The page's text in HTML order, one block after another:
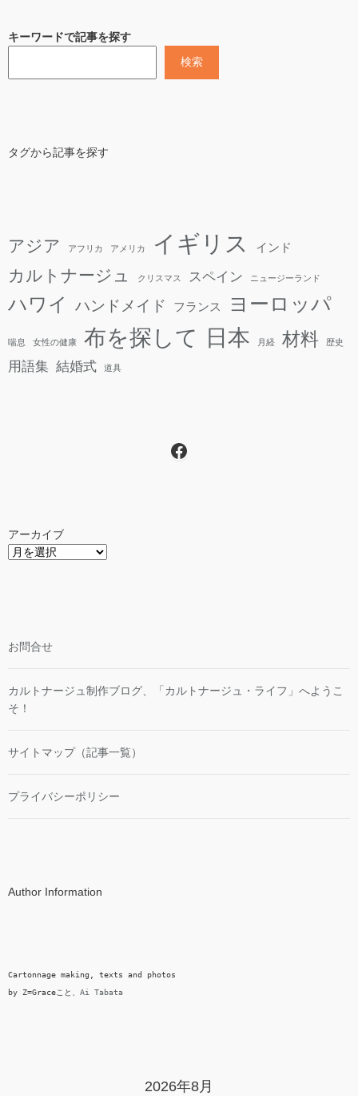
キーワードで記事を探す
検索
タグから記事を探す
アジア アフリカ アメリカ イギリス インド
カルトナージュ クリスマス スペイン ニュージーランド
ハワイ ハンドメイド フランス ヨーロッパ
喘息 女性の健康 布を探して 日本 月経 材料 歴史
用語集 結婚式 道具
Facebook
アーカイブ
お問合せ
カルトナージュ制作ブログ、「カルトナージュ・ライフ」へようこ
そ！
サイトマップ（記事一覧）
プライバシーポリシー
Author Information
Cartonnage making, texts and photos
by Z=Graceこと、 Ai Tabata
2026年8月